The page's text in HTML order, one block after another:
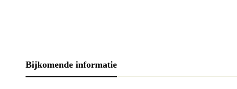
Bijkomende informatie